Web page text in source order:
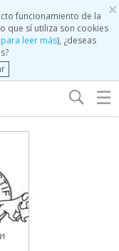
×
funcionamiento de la
que sí utiliza son cookies
leer más), ¿deseas
☰